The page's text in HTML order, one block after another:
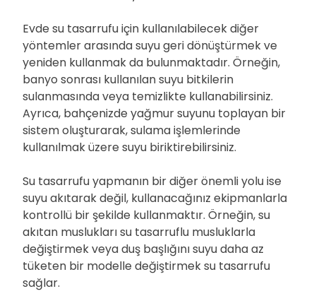
Evde su tasarrufu için kullanılabilecek diğer
yöntemler arasında suyu geri dönüştürmek ve
yeniden kullanmak da bulunmaktadır. Örneğin,
banyo sonrası kullanılan suyu bitkilerin
sulanmasında veya temizlikte kullanabilirsiniz.
Ayrıca, bahçenizde yağmur suyunu toplayan bir
sistem oluşturarak, sulama işlemlerinde
kullanılmak üzere suyu biriktirebilirsiniz.
Su tasarrufu yapmanın bir diğer önemli yolu ise
suyu akıtarak değil, kullanacağınız ekipmanlarla
kontrollü bir şekilde kullanmaktır. Örneğin, su
akıtan muslukları su tasarruflu musluklarla
değiştirmek veya duş başlığını suyu daha az
tüketen bir modelle değiştirmek su tasarrufu
sağlar.